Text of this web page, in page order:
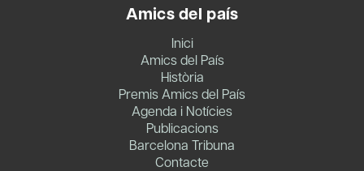
Amics del país
Inici
Amics del País
Història
Premis Amics del País
Agenda i Notícies
Publicacions
Barcelona Tribuna
Contacte